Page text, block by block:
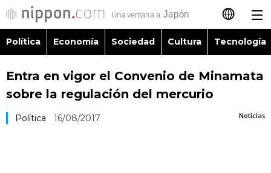
日本語
English
Política
Política Economía Sociedad Cultura Tecnología
Entra en vigor el Convenio de Minamata
sobre la regulación del mercurio
Noticias
Política 16/08/2017